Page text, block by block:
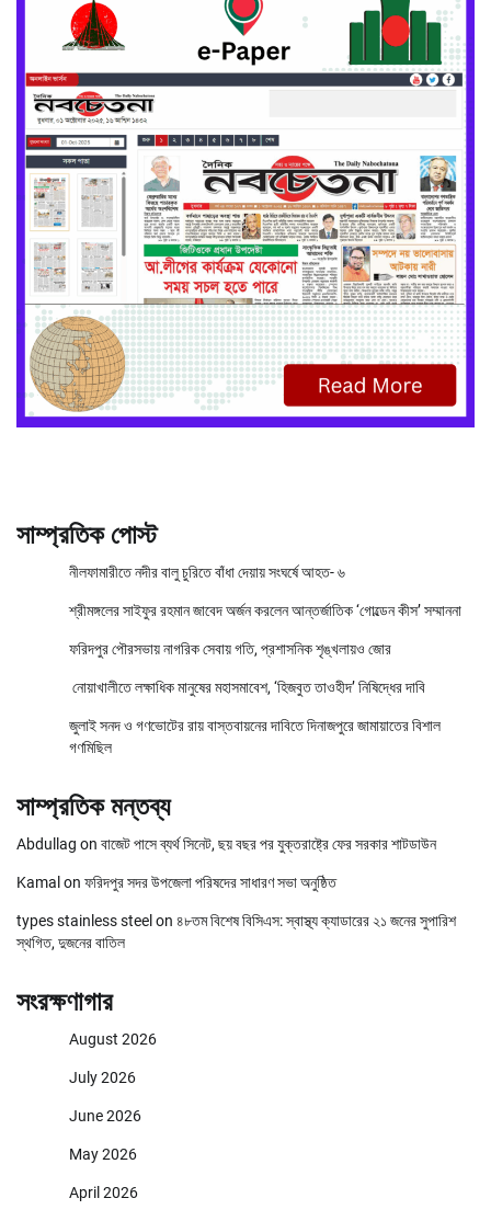
সাম্প্রতিক পোস্ট
নীলফামারীতে নদীর বালু চুরিতে বাঁধা দেয়ায় সংঘর্ষে আহত- ৬
শ্রীমঙ্গলের সাইফুর রহমান জাবেদ অর্জন করলেন আন্তর্জাতিক ‘গোল্ডেন কীস’ সম্মাননা
ফরিদপুর পৌরসভায় নাগরিক সেবায় গতি, প্রশাসনিক শৃঙ্খলায়ও জোর
নোয়াখালীতে লক্ষাধিক মানুষের মহাসমাবেশ, ‘হিজবুত তাওহীদ’ নিষিদ্ধের দাবি
জুলাই সনদ ও গণভোটের রায় বাস্তবায়নের দাবিতে দিনাজপুরে জামায়াতের বিশাল
গণমিছিল
সাম্প্রতিক মন্তব্য
Abdullag on বাজেট পাসে ব্যর্থ সিনেট, ছয় বছর পর যুক্তরাষ্ট্রে ফের সরকার শাটডাউন
Kamal on ফরিদপুর সদর উপজেলা পরিষদের সাধারণ সভা অনুষ্ঠিত
types stainless steel on ৪৮তম বিশেষ বিসিএস: স্বাস্থ্য ক্যাডারের ২১ জনের সুপারিশ
স্থগিত, দুজনের বাতিল
সংরক্ষণাগার
August 2026
July 2026
June 2026
May 2026
April 2026